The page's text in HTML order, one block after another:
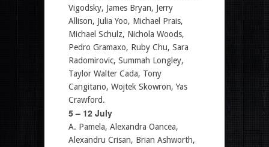
Vigodsky, James Bryan, Jerry
Allison, Julia Yoo, Michael Prais,
Michael Schulz, Nichola Woods,
Pedro Gramaxo, Ruby Chu, Sara
Radomirovic, Summah Longley,
Taylor Walter Cada, Tony
Cangitano, Wojtek Skowron, Yas
Crawford.
5 – 12 July
A. Pamela, Alexandra Oancea,
Alexandru Crisan, Brian Ashworth,